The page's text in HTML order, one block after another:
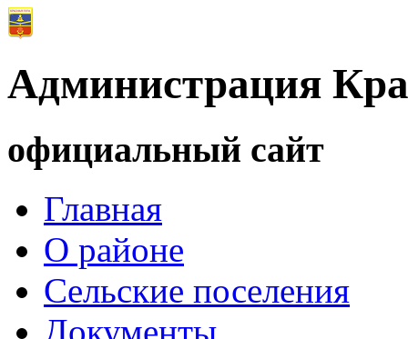
Администрация
официальный сайт
Главная
О районе
Сельские поселения
Документы